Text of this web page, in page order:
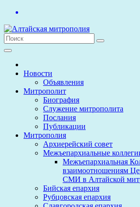
Перейти
содержимому
Новости
Объявления
Митрополит
Биография
Служение митрополита
Послания
Публикации
Митрополия
Архиерейский совет
Межъепархиальные
Межъепархиальная
взаимоотношениям
СМИ в Алтайской
Бийская епархия
Рубцовская епархия